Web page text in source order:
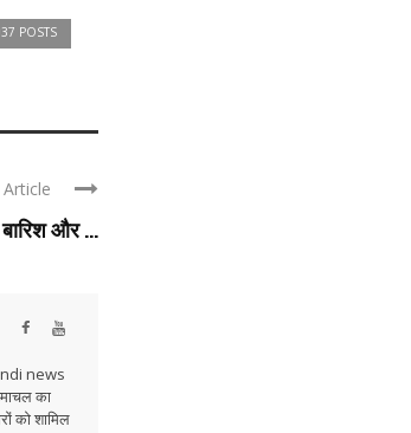
POSTS
और ...
news
का
को शामिल